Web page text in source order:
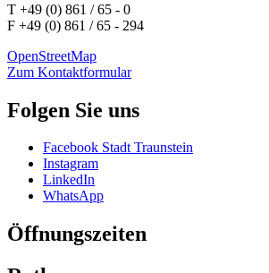
T +49 (0) 861 / 65 - 0
F +49 (0) 861 / 65 - 294
OpenStreetMap
Zum Kontaktformular
Folgen Sie uns
Facebook Stadt Traunstein
Instagram
LinkedIn
WhatsApp
Öffnungszeiten